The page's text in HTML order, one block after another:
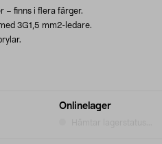
Onlinelager
– finns i flera färger.
3G1,5 mm2-ledare.